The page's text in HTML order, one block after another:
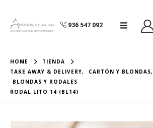
936 547 092
HOME
TIENDA
TAKE AWAY & DELIVERY, CARTÓN Y BLONDAS,
BLONDAS Y RODALES
RODAL LITO 14 (BL14)